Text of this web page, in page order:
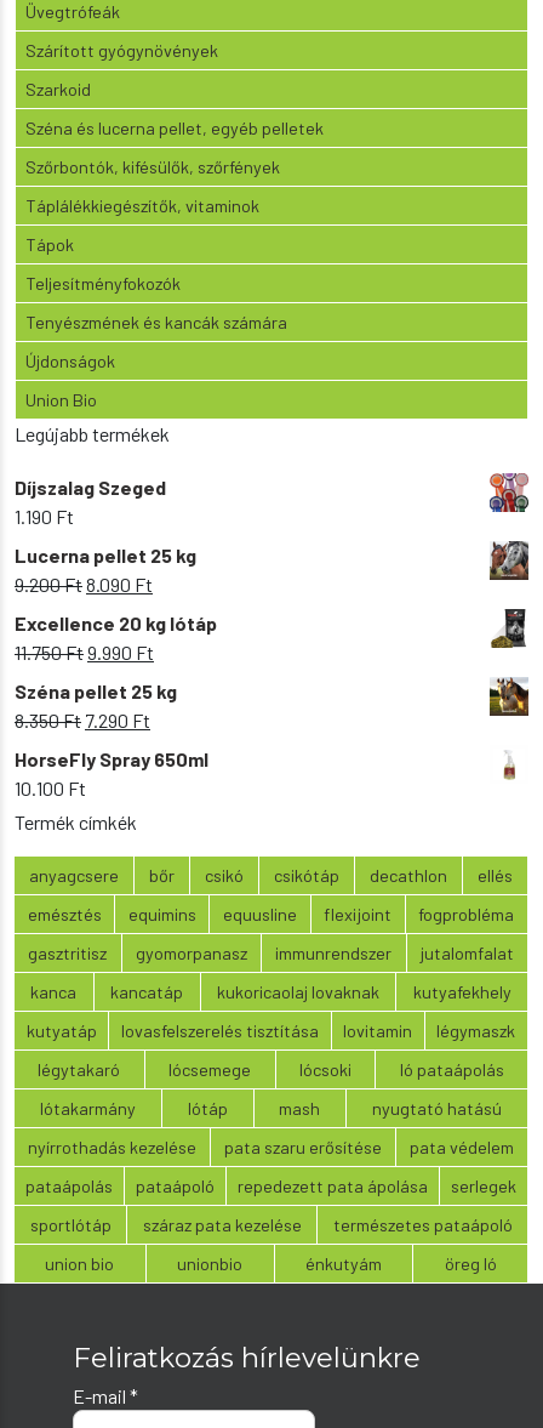
Üvegtrófeák
Szárított gyógynövények
Szarkoid
Széna és lucerna pellet, egyéb pelletek
Szőrbontók, kifésülők, szőrfények
Táplálékkiegészítők, vitaminok
Tápok
Teljesítményfokozók
Tenyészmének és kancák számára
Újdonságok
Union Bio
Legújabb termékek
Díjszalag Szeged
1.190 Ft
Lucerna pellet 25 kg
9.200FtOriginal
price
was:
8.090 Ft
price
is:
Excellence 20 kg lótáp
11.750FtOriginal
price
was:
9.990 Ft
price
is:
Széna pellet 25 kg
8.350Ft Original
price
was:
7.290 Ft
price
HorseFly Spray 650ml
10.100 Ft
Termék címkék
anyagcsere bőr csikó csikótáp decathlon
ellés
emésztés
equimins equusline flexijoint
fogprobléma
gasztritisz
gyomorpanasz immunrendszer
jutalomfalat
kanca
kancatáp kukoricaolaj lovaknak
kutyafekhely
kutyatáp
lovasfelszerelés tisztítása lovitamin
légymaszk
légytakaró
lócsemege lócsoki
ló pataápolás
lótakarmány
lótáp mash
nyugtató hatású
nyírrothadás kezelése
pata szaru erősítése
pata védelem
pataápolás
pataápoló repedezett pata ápolása
serlegek
sportlótáp
száraz pata kezelése
természetes pataápoló
union bio
unionbio énkutyám öreg ló
Feliratkozás hírlevelünkre
E-mail *